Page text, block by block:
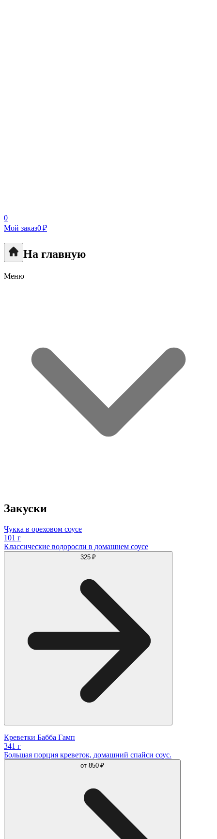
0
Мой заказ0 ₽
На главную
Меню
Закуски
Чукка в ореховом соусе
101 г
Классические водоросли в домашнем соусе
325 ₽
Креветки Бабба Гамп
341 г
Большая порция креветок, домашний спайси соус.
от 850 ₽